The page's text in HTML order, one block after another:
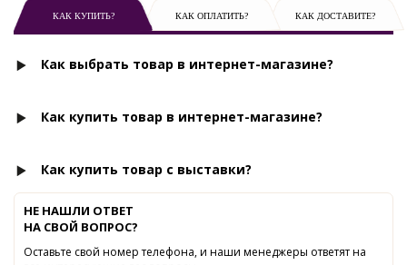
КАК КУПИТЬ? КАК ОПЛАТИТЬ? КАК ДОСТАВИТЕ?
Как выбрать товар в интернет-магазине?
Как купить товар в интернет-магазине?
Как купить товар с выставки?
НЕ НАШЛИ ОТВЕТ
НА СВОЙ ВОПРОС?
Оставьте свой номер телефона, и наши менеджеры ответят на